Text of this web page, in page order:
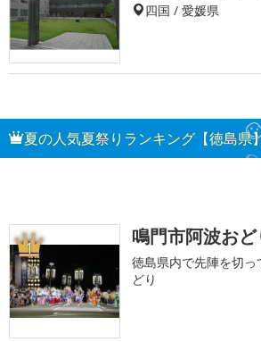
四国 / 愛媛県
夏の人気夏祭りランキング【徳島県
1 鳴門市阿波お
徳島県内で先陣を切
どり